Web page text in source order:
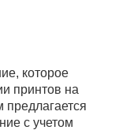
которое
принтов на
предлагается
с учетом